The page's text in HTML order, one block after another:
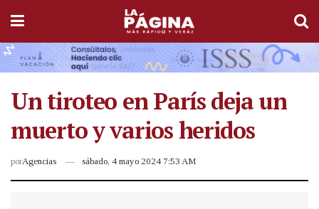
Un tiroteo en París deja un
muerto y varios heridos
porAgencias sábado, 4 mayo 2024 7:53 AM